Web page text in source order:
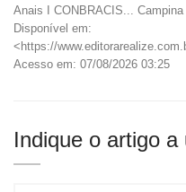
Anais I CONBRACIS...
Disponível em:
<https://
Acesso em: 07/08/2026 03:25
Indique o artigo a